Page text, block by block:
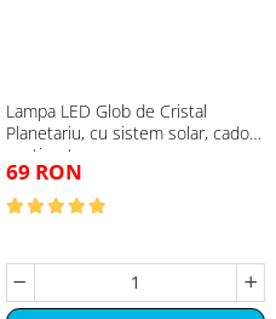
Lampa LED Glob de Cristal
Planetariu, cu sistem solar, cadou
captivant
69 RON